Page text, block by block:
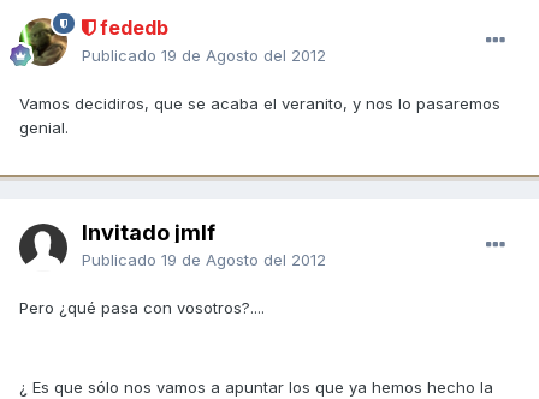
fededb
Publicado 19 de Agosto del 2012
Vamos decidiros, que se acaba el veranito, y nos lo pasaremos
genial.
Invitado jmlf
Publicado 19 de Agosto del 2012
Pero ¿qué pasa con vosotros?....
¿ Es que sólo nos vamos a apuntar los que ya hemos hecho la